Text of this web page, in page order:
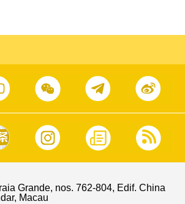
Grande, nos. 762-804, Edif. China
Macau